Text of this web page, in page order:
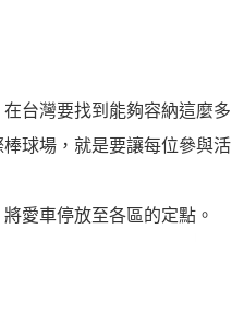
台灣要找到能夠容納這麼多
球場，就是要讓每位參與活
愛車停放至各區的定點。